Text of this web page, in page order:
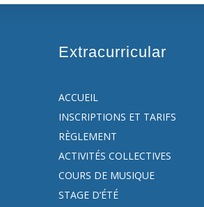
Extracurricular
ACCUEIL
INSCRIPTIONS ET TARIFS
RÈGLEMENT
ACTIVITÉS COLLECTIVES
COURS DE MUSIQUE
STAGE D’ÉTÉ